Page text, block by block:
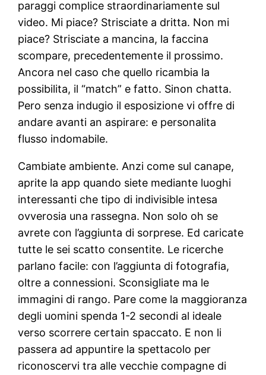
paraggi complice straordinariamente sul
video. Mi piace? Strisciate a dritta. Non mi
piace? Strisciate a mancina, la faccina
scompare, precedentemente il prossimo.
Ancora nel caso che quello ricambia la
possibilita, il “match” e fatto. Sinon chatta.
Pero senza indugio il esposizione vi offre di
andare avanti an aspirare: e personalita
flusso indomabile.
Cambiate ambiente. Anzi come sul canape,
aprite la app quando siete mediante luoghi
interessanti che tipo di indivisible intesa
ovverosia una rassegna. Non solo oh se
avrete con l’aggiunta di sorprese. Ed caricate
tutte le sei scatto consentite. Le ricerche
parlano facile: con l’aggiunta di fotografia,
oltre a connessioni. Sconsigliate ma le
immagini di rango. Pare come la maggioranza
degli uomini spenda 1-2 secondi al ideale
verso scorrere certain spaccato. E non li
passera ad appuntire la spettacolo per
riconoscervi tra alle vecchie compagne di